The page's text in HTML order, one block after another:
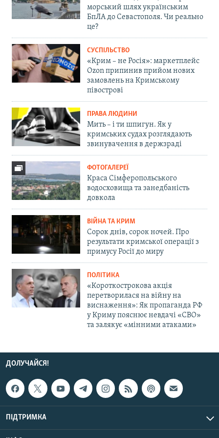
морський шлях українським
БпЛА до Севастополя. Чи реально
це?
СУСПІЛЬСТВО
«Крим – не Росія»: маркетплейс
Ozon припинив прийом нових
замовлень на Кримському
півострові
ПРАВА ЛЮДИНИ
Мить – і ти шпигун. Як у
кримських судах розглядають
звинувачення в держзраді
ФОТОГАЛЕРЕЇ
Краса Сімферопольського
водосховища та занедбаність
довкола
ВІЙНА ТА КРИМ
Сорок днів, сорок ночей. Про
результати кримської операції з
примусу Росії до миру
ПОЛІТИКА
«Короткострокова акція
перетворилася на війну на
виснаження»: Як пропаганда РФ
у Криму пояснює невдачі «СВО»
та залякує «мінними атаками»
ДОЛУЧАЙСЯ!
ПІДТРИМКА